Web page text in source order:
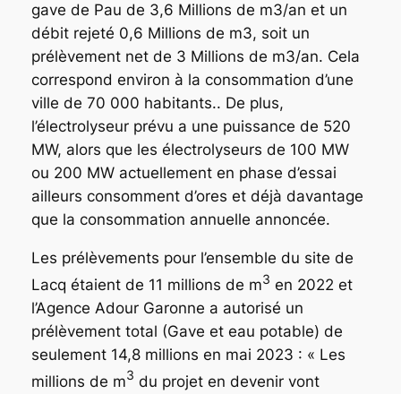
gave de Pau de 3,6 Millions de m3/an et un
débit rejeté 0,6 Millions de m3, soit un
prélèvement net de 3 Millions de m3/an. Cela
correspond environ à la consommation d’une
ville de 70 000 habitants.. De plus,
l’électrolyseur prévu a une puissance de 520
MW, alors que les électrolyseurs de 100 MW
ou 200 MW actuellement en phase d’essai
ailleurs consomment d’ores et déjà davantage
que la consommation annuelle annoncée.
Les prélèvements pour l’ensemble du site de
Lacq étaient de 11 millions de m3 en 2022 et
l’Agence Adour Garonne a autorisé un
prélèvement total (Gave et eau potable) de
seulement 14,8 millions en mai 2023 : « Les
millions de m3 du projet en devenir vont